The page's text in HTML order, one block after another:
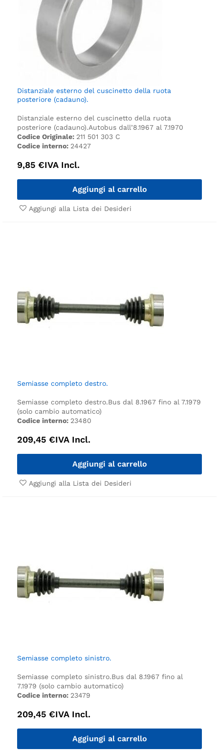
Distanziale esterno del cuscinetto della ruota
posteriore (cadauno).
Distanziale esterno del cuscinetto della ruota
posteriore (cadauno).Autobus dall’8.1967 al 7.1970
Codice Originale: 211 501 303 C
Codice interno: 24427
9,85 €IVA Incl.
Aggiungi al carrello
Aggiungi alla Lista dei Desideri
Semiasse completo destro.
Semiasse completo destro.Bus dal 8.1967 fino al 7.1979
(solo cambio automatico)
Codice interno: 23480
209,45 €IVA Incl.
Aggiungi al carrello
Aggiungi alla Lista dei Desideri
Semiasse completo sinistro.
Semiasse completo sinistro.Bus dal 8.1967 fino al
7.1979 (solo cambio automatico)
Codice interno: 23479
209,45 €IVA Incl.
Aggiungi al carrello